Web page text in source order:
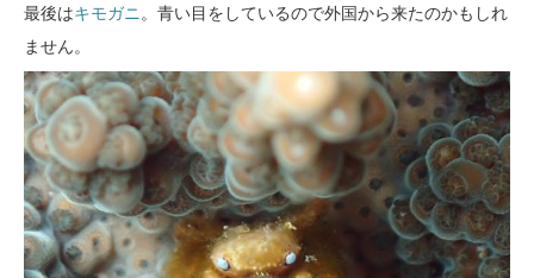
最後はキモガニ。青い目をしているので外国から来たのかもしれ
ません。